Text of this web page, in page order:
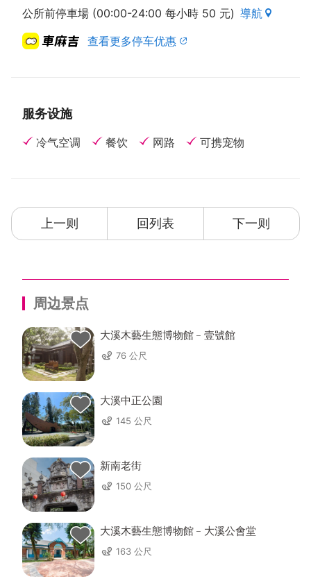
公所前停車場 (00:00-24:00 每小時 50 元) 導航
查看更多停车优惠
服务设施
冷气空调 餐饮 网路 可携宠物
上一则 回列表 下一则
周边景点
大溪木藝生態博物館﹣壹號館
76 公尺
大溪中正公園
145 公尺
新南老街
150 公尺
大溪木藝生態博物館﹣大溪公會堂
163 公尺